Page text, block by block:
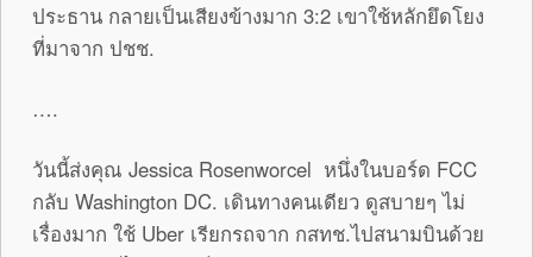
ประธาน กลายเป็นเสียงข้างมาก 3:2 เขาใช้หลักยึดโยง
ที่มาจาก ปชช.
….
วันนี้ส่งคุณ Jessica Rosenworcel หนึ่งในบอร์ด FCC
กลับ Washington DC. เดินทางคนเดียว ดูสบายๆ ไม่
เรื่องมาก ใช้ Uber เรียกรถจาก กสทช.ไปสนามบินด้วย